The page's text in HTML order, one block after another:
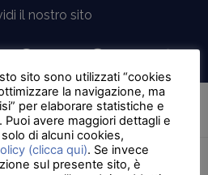
il nostro sito
sito sono utilizzati “cookies
la navigazione, ma
per elaborare statistiche e
Puoi avere maggiori dettagli e
di alcuni cookies,
(clicca qui). Se invece
sul presente sito, è